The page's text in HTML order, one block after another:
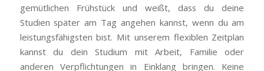
gemütlichen Frühstück und weißt, dass du deine
Studien später am Tag angehen kannst, wenn du am
leistungsfähigsten bist. Mit unserem flexiblen Zeitplan
kannst du dein Studium mit Arbeit, Familie oder
anderen Verpflichtungen in Einklang bringen. Keine